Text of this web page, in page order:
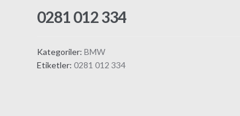
0281 012 334
Kategoriler: BMW
Etiketler: 0281 012 334